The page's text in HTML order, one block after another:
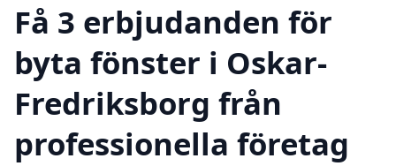
Få 3 erbjudanden för
byta fönster i Oskar-
Fredriksborg från
professionella företag